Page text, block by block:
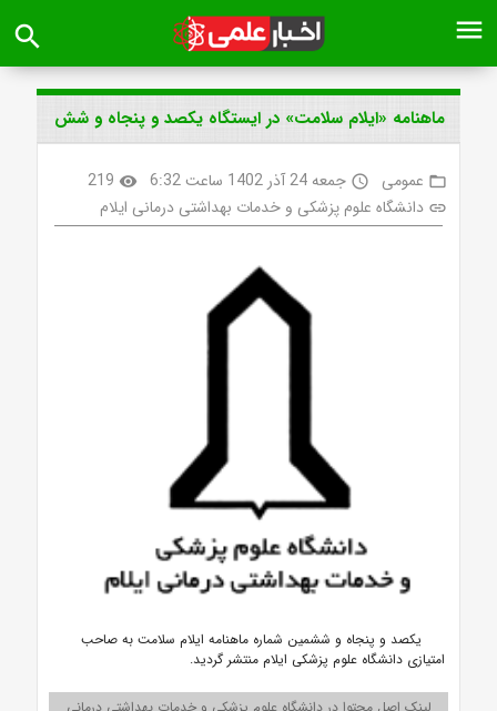
menu
search
ماهنامه «ایلام سلامت» در ایستگاه یکصد و پنجاه و شش
folder_open عمومی access_time جمعه 24 آذر 1402 ساعت 6:32 visibility
219
link دانشگاه علوم پزشکی و خدمات بهداشتی درمانی ایلام
یکصد و پنجاه و ششمین شماره ماهنامه ایلام سلامت به صاحب
امتیازی دانشگاه علوم پزشکی ایلام منتشر گردید.